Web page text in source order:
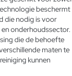
beschermt
die nodig is voor
onderhoudssector.
die de behoefte
maten te
kunnen